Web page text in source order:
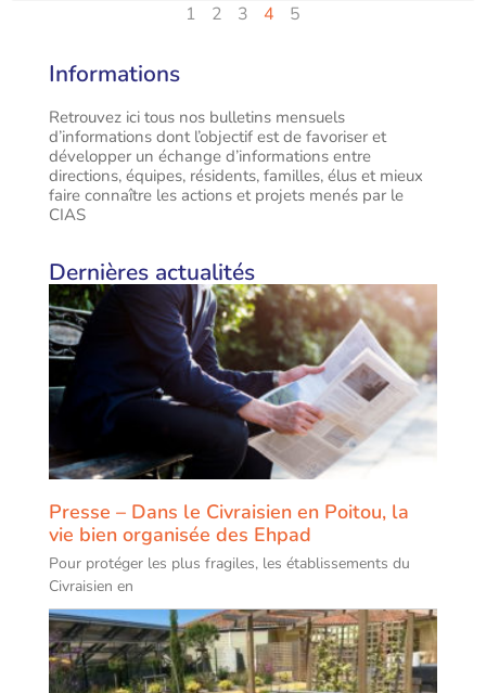
1 2 3 4 5
Informations
Retrouvez ici tous nos bulletins mensuels
d’informations dont l’objectif est de favoriser et
développer un échange d’informations entre
directions, équipes, résidents, familles, élus et mieux
faire connaître les actions et projets menés par le
CIAS
Dernières actualités
Presse – Dans le Civraisien en Poitou, la
vie bien organisée des Ehpad
Pour protéger les plus fragiles, les établissements du
Civraisien en